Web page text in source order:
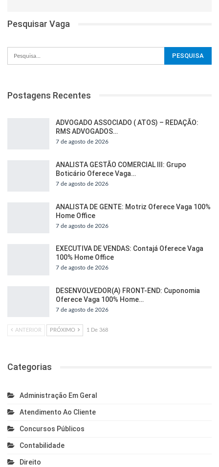
Pesquisar Vaga
Postagens Recentes
ADVOGADO ASSOCIADO ( ATOS) – REDAÇÃO:
RMS ADVOGADOS…
7 de agosto de 2026
ANALISTA GESTÃO COMERCIAL III: Grupo
Boticário Oferece Vaga…
7 de agosto de 2026
ANALISTA DE GENTE: Motriz Oferece Vaga 100%
Home Office
7 de agosto de 2026
EXECUTIVA DE VENDAS: Contajá Oferece Vaga
100% Home Office
7 de agosto de 2026
DESENVOLVEDOR(A) FRONT-END: Cuponomia
Oferece Vaga 100% Home…
7 de agosto de 2026
ANTERIOR PRÓXIMO 1 De 368
Categorias
Administração Em Geral
Atendimento Ao Cliente
Concursos Públicos
Contabilidade
Direito